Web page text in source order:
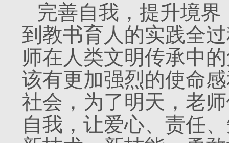
完善自我，提升境
到教书育人的实践全
师在人类文明传承中
该有更加强烈的使命
社会，为了明天，老
自我，让爱心、责任